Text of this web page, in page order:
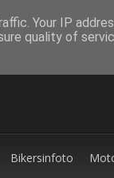
Bikersinfoto
Your IP
quality of